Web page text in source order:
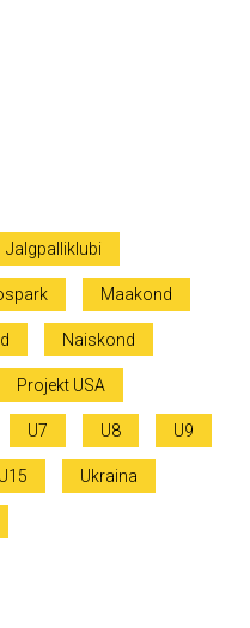
Jalgpalliklubi
Maakond
Naiskond
Projekt USA
U7 U8 U9
U15 Ukraina